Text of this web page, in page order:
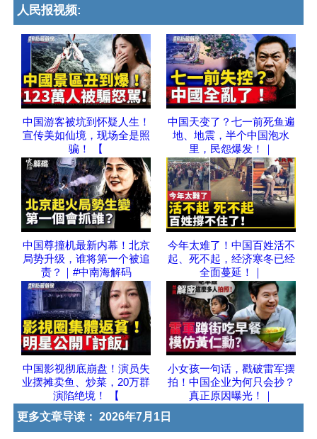
人民报视频:
中国游客被坑到怀疑人生！
宣传美如仙境，现场全是照
骗！ 【
中国天变了？七一前死鱼遍
地、地震，半个中国泡水
里，民怨爆发！｜
中国尊撞机最新内幕！北京
局势升级，谁将第一个被追
责？｜#中南海解码
今年太难了！中国百姓活不
起、死不起，经济寒冬已经
全面蔓延！｜
中国影视彻底崩盘！演员失
业摆摊卖鱼、炒菜，20万群
演陷绝境！ 【
小女孩一句话，戳破雷军摆
拍！中国企业为何只会抄？
真正原因曝光！｜
更多文章导读： 2026年7月1日